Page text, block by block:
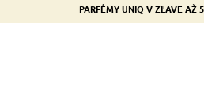
PARFÉMY UNIQ V ZĽAVE AŽ